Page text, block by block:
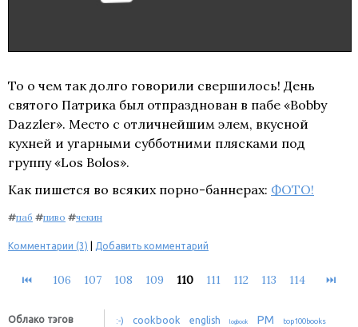
То о чем так долго говорили свершилось! День
святого Патрика был отпразднован в пабе «Bobby
Dazzler». Место с отличнейшим элем, вкусной
кухней и угарными субботними плясками под
группу «Los Bolos».
Как пишется во всяких порно-баннерах: ФОТО!
#паб #пиво #чекин
Комментарии (3) Добавить комментарий
⏮ 106 107 108 109 110 111 112 113 114 ⏭
Облако тэгов :-) cookbook english logbook PM top100books